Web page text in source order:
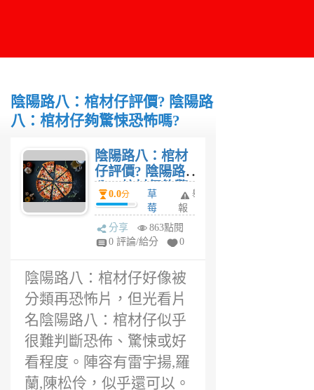
陰陽路八：棺材仔評價? 陰陽路
八：棺材仔夠驚悚恐怖嗎?
陰陽路八：棺材
仔評價? 陰陽路
八：棺材仔夠驚
悚恐怖嗎?
0.0分
草
莓
6
年
舉
報
分享
863點閱
0 評論/給分
0
陰陽路八：棺材仔好像被
分類再恐怖片，但光看片
名陰陽路八：棺材仔似乎
很難判斷恐佈、驚悚或好
看程度。陣容有雷宇揚,羅
蘭,陳松伶，似乎還可以。